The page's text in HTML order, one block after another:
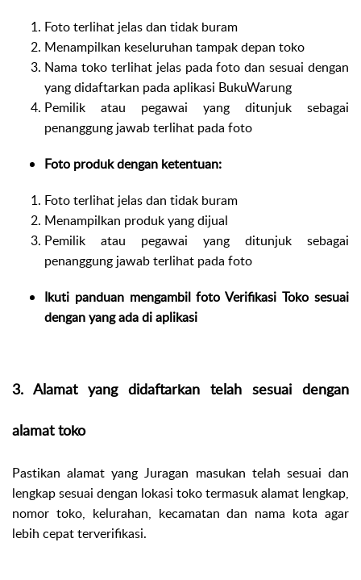
Foto terlihat jelas dan tidak buram
Menampilkan keseluruhan tampak depan toko
Nama toko terlihat jelas pada foto dan sesuai dengan
yang didaftarkan pada aplikasi BukuWarung
Pemilik atau pegawai yang ditunjuk sebagai
penanggung jawab terlihat pada foto
Foto produk dengan ketentuan:
Foto terlihat jelas dan tidak buram
Menampilkan produk yang dijual
Pemilik atau pegawai yang ditunjuk sebagai
penanggung jawab terlihat pada foto
Ikuti panduan mengambil foto Verifikasi Toko sesuai
dengan yang ada di aplikasi
3. Alamat yang didaftarkan telah sesuai dengan
alamat toko
Pastikan alamat yang Juragan masukan telah sesuai dan
lengkap sesuai dengan lokasi toko termasuk alamat lengkap,
nomor toko, kelurahan, kecamatan dan nama kota agar
lebih cepat terverifikasi.